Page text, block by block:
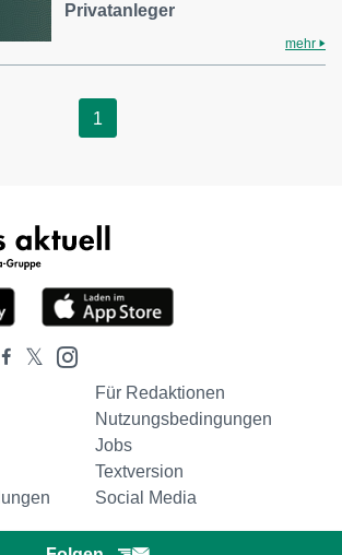
Privatanleger
mehr
1
Für Redaktionen
Nutzungsbedingungen
Jobs
Textversion
Social Media